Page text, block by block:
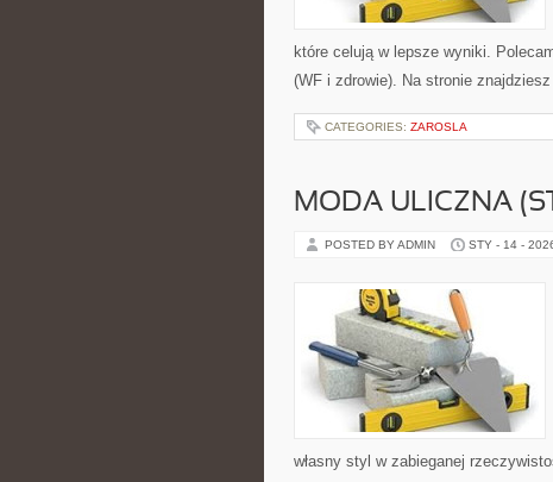
które celują w lepsze wyniki.
(WF i zdrowie). Na stronie
CATEGORIES: ZAROSLA
MODA ULICZNA
POSTED BY ADMIN STY - 14 -
własny styl w zabieganej